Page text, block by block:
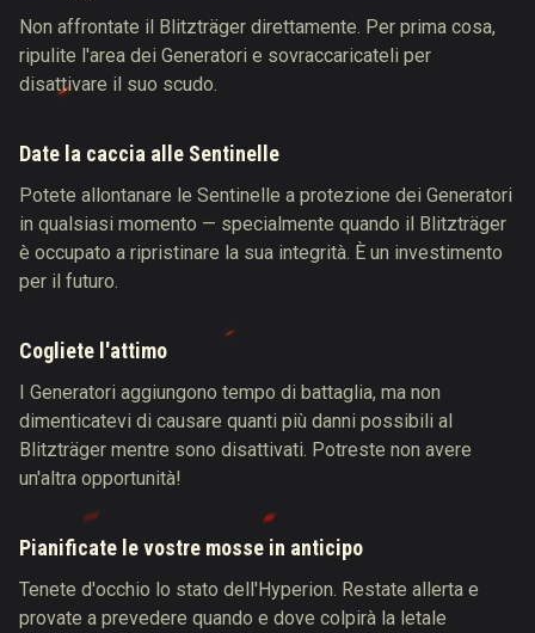
Non affrontate il Blitzträger direttamente. Per prima cosa,
ripulite l'area dei Generatori e sovraccaricateli per
disattivare il suo scudo.
Date la caccia alle Sentinelle
Potete allontanare le Sentinelle a protezione dei Generatori
in qualsiasi momento — specialmente quando il Blitzträger
è occupato a ripristinare la sua integrità. È un investimento
per il futuro.
Cogliete l'attimo
I Generatori aggiungono tempo di battaglia, ma non
dimenticatevi di causare quanti più danni possibili al
Blitzträger mentre sono disattivati. Potreste non avere
un'altra opportunità!
Pianificate le vostre mosse in anticipo
Tenete d'occhio lo stato dell'Hyperion. Restate allerta e
provate a prevedere quando e dove colpirà la letale